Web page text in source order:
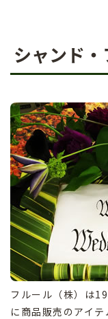
シャンド
フルール（株）は
に商品販売のアイ